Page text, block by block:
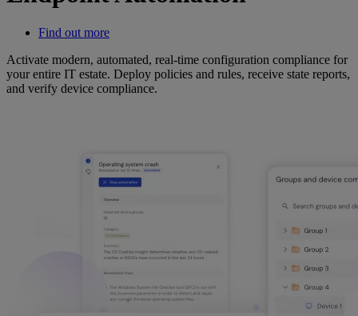
Find out more
Activate modern, automated, real-time configuration compliance for
your entire IT estate. Deploy policies and rules, receive state reports,
and verify device compliance.